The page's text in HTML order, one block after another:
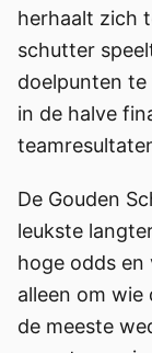
herhaalt zich
schutter
doelpunten
in de halve
De Gouden
leukste
hoge odds en
alleen om wie
de meeste